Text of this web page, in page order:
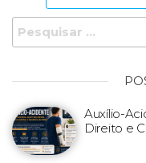
Auxílio-
Direito e